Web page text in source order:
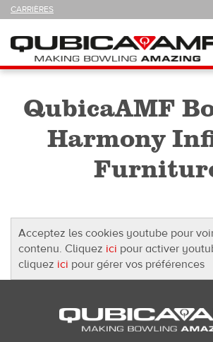
CARRIÈRES
NOUS
Navigation
QubicaAMF
Harmony
Acceptez les cookies youtube pour
contenu. Cliquez ici pour activer
cliquez ici pour gérer vos préférences